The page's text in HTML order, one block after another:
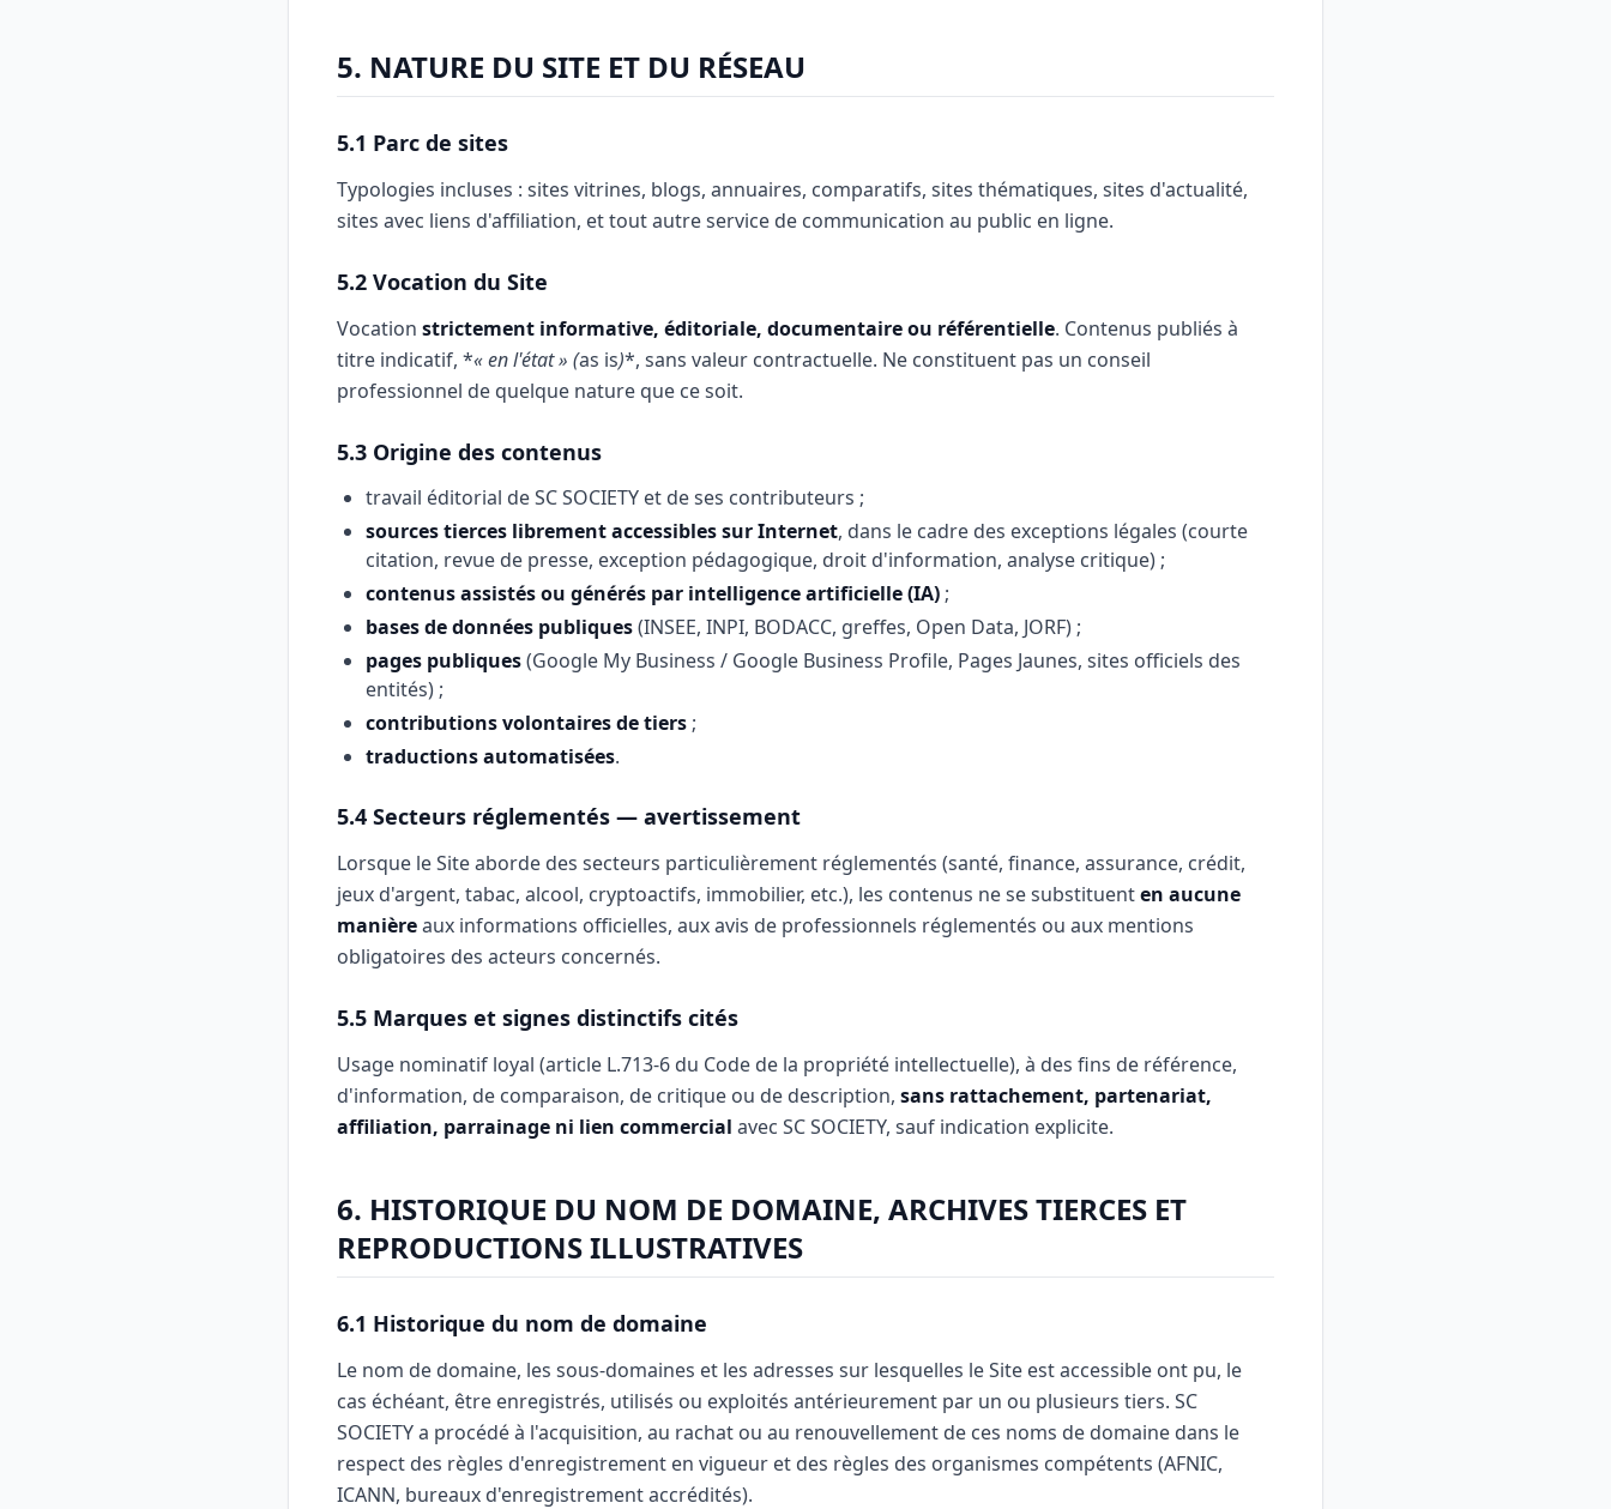
5. NATURE DU SITE ET DU RÉSEAU
5.1 Parc de sites
Typologies incluses : sites vitrines, blogs, annuaires, comparatifs, sites thématiques, sites d'actualité,
sites avec liens d'affiliation, et tout autre service de communication au public en ligne.
5.2 Vocation du Site
Vocation strictement informative, éditoriale, documentaire ou référentielle. Contenus publiés à
titre indicatif, *« en l'état » (as is)*, sans valeur contractuelle. Ne constituent pas un conseil
professionnel de quelque nature que ce soit.
5.3 Origine des contenus
travail éditorial de SC SOCIETY et de ses contributeurs ;
sources tierces librement accessibles sur Internet, dans le cadre des exceptions légales (courte
citation, revue de presse, exception pédagogique, droit d'information, analyse critique) ;
contenus assistés ou générés par intelligence artificielle (IA) ;
bases de données publiques(INSEE, INPI, BODACC, greffes, Open Data, JORF) ;
pages publiques(Google My Business / Google Business Profile, Pages Jaunes, sites officiels des
entités) ;
contributions volontaires de tiers ;
traductions automatisées.
5.4 Secteurs réglementés — avertissement
Lorsque le Site aborde des secteurs particulièrement réglementés (santé, finance, assurance, crédit,
jeux d'argent, tabac, alcool, cryptoactifs, immobilier, etc.), les contenus ne se substituenten aucune
manièreaux informations officielles, aux avis de professionnels réglementés ou aux mentions
obligatoires des acteurs concernés.
5.5 Marques et signes distinctifs cités
Usage nominatif loyal (article L.713-6 du Code de la propriété intellectuelle), à des fins de référence,
d'information, de comparaison, de critique ou de description, sans rattachement, partenariat,
affiliation, parrainage ni lien commercial avec SC SOCIETY, sauf indication explicite.
6. HISTORIQUE DU NOM DE DOMAINE, ARCHIVES TIERCES ET
REPRODUCTIONS ILLUSTRATIVES
6.1 Historique du nom de domaine
Le nom de domaine, les sous-domaines et les adresses sur lesquelles le Site est accessible ont pu, le
cas échéant, être enregistrés, utilisés ou exploités antérieurement par un ou plusieurs tiers. SC
SOCIETY a procédé à l'acquisition, au rachat ou au renouvellement de ces noms de domaine dans le
respect des règles d'enregistrement en vigueur et des règles des organismes compétents (AFNIC,
ICANN, bureaux d'enregistrement accrédités).